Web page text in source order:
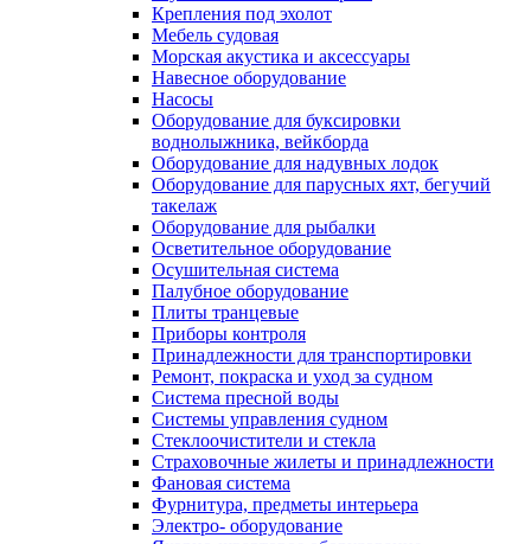
Крепления под эхолот
Мебель судовая
Морская акустика и аксессуары
Навесное оборудование
Насосы
Оборудование для буксировки
воднолыжника, вейкборда
Оборудование для надувных лодок
Оборудование для парусных яхт, бегучий
такелаж
Оборудование для рыбалки
Осветительное оборудование
Осушительная система
Палубное оборудование
Плиты транцевые
Приборы контроля
Принадлежности для транспортировки
Ремонт, покраска и уход за судном
Система пресной воды
Системы управления судном
Стеклоочистители и стекла
Страховочные жилеты и принадлежности
Фановая система
Фурнитура, предметы интерьера
Электро- оборудование